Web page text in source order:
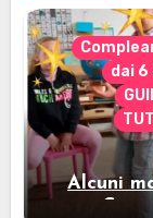
dai 6
Alcuni